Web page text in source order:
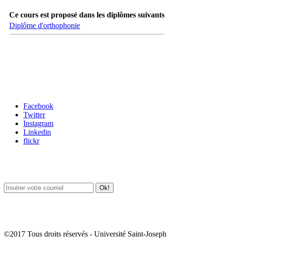
Ce cours est proposé dans les diplômes suivants
Diplôme d'orthophonie
Facebook
Twitter
Instagram
Linkedin
flickr
©2017 Tous droits réservés - Université Saint-Joseph